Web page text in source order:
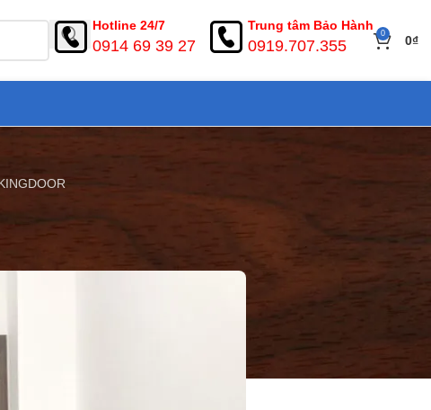
Hotline 24/7
0914 69 39 27
Trung tâm Bảo Hành
0919.707.355
0 0₫
KINGDOOR